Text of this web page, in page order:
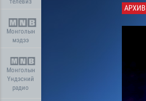
Монголын
мэдээ
Монголын
Үндэсний
радио